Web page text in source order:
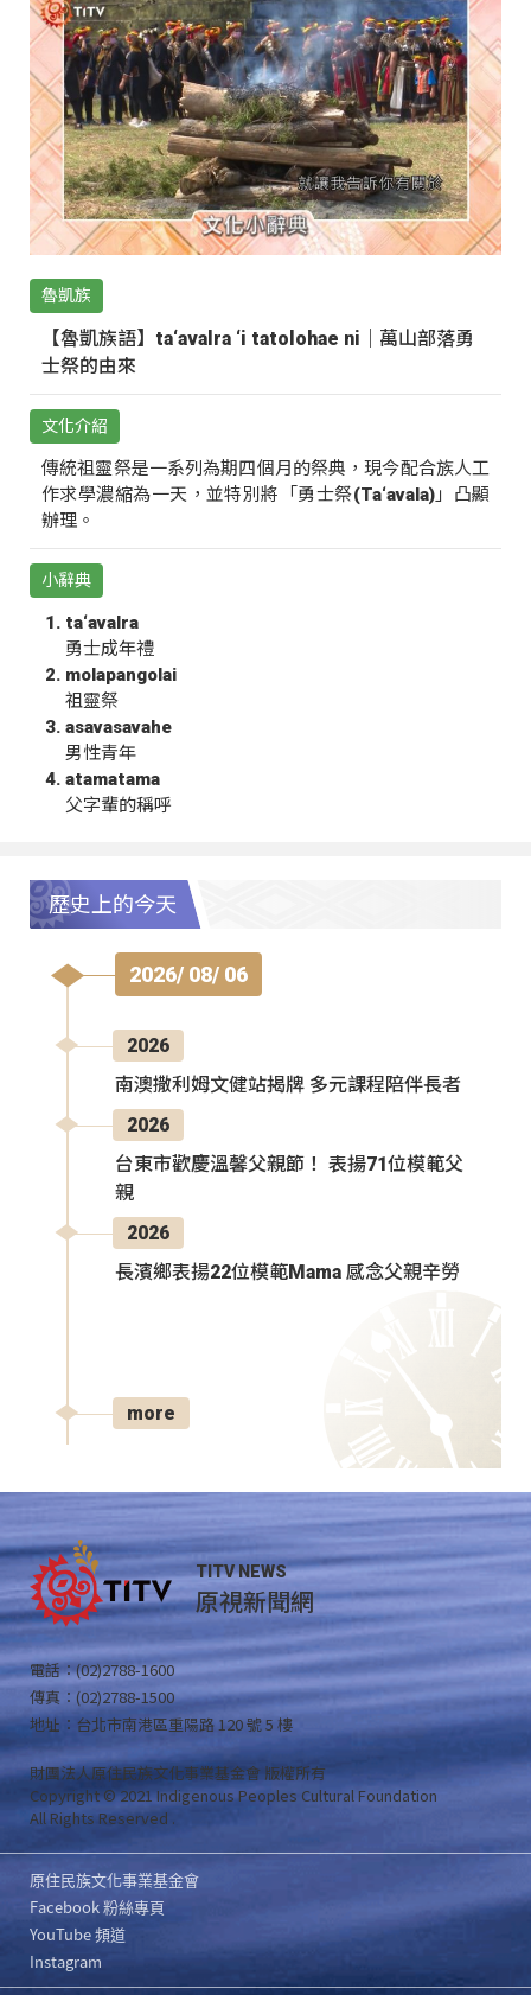
魯凱族
【魯凱族語】ta‘avalra ‘i tatolohae ni｜萬山部落勇
士祭的由來
文化介紹
傳統祖靈祭是一系列為期四個月的祭典，現今配合族人工
作求學濃縮為一天，並特別將「勇士祭(Ta‘avala)」凸顯
辦理。
小辭典
ta‘avalra
勇士成年禮
molapangolai
祖靈祭
asavasavahe
男性青年
atamatama
父字輩的稱呼
歷史上的今天
2026/ 08/ 06
2026
南澳撒利姆文健站揭牌 多元課程陪伴長者
2026
台東市歡慶溫馨父親節！ 表揚71位模範父
親
2026
長濱鄉表揚22位模範Mama 感念父親辛勞
more
TITV NEWS
原視新聞網
電話：(02)2788-1600
傳真：(02)2788-1500
地址：台北市南港區重陽路 120 號 5 樓
財團法人原住民族文化事業基金會 版權所有
Copyright © 2021 Indigenous Peoples Cultural Foundation
All Rights Reserved .
原住民族文化事業基金會
Facebook 粉絲專頁
YouTube 頻道
Instagram